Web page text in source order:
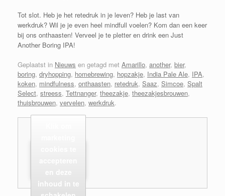
Tot slot. Heb je het retedruk in je leven? Heb je last van
werkdruk? Wil je je even heel mindfull voelen? Kom dan een keer
bij ons onthaasten! Verveel je te pletter en drink een Just
Another Boring IPA!
Geplaatst in Nieuws en getagd met Amarillo, another, bier,
boring, dryhopping, homebrewing, hopzakje, India Pale Ale, IPA,
koken, mindfulness, onthaasten, retedruk, Saaz, Simcoe, Spalt
Select, streess, Tettnanger, theezakje, theezakjesbrouwen,
thuisbrouwen, vervelen, werkdruk.
inhoud in te